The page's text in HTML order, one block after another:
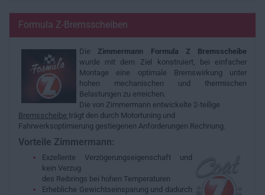
Formula Z-Bremsscheiben
Die Zimmermann Formula Z Bremsscheibe
wurde mit dem Ziel konstruiert, bei einfacher
Montage eine optimale Bremswirkung unter
hohen mechanischen und thermischen
Belastungen zu erreichen.
Die von Zimmermann entwickelte 2-teilige
Bremsscheibe trägt den durch Motortuning und
Fahrwerksoptimierung gestiegenen Anforderungen Rechnung.
Vorteile Zimmermann:
Exzellente Verzögerungseigenschaft und
kein Verzug
des Reibrings bei hohen Temperaturen
Erhebliche Gewichtseinsparung und dadurch